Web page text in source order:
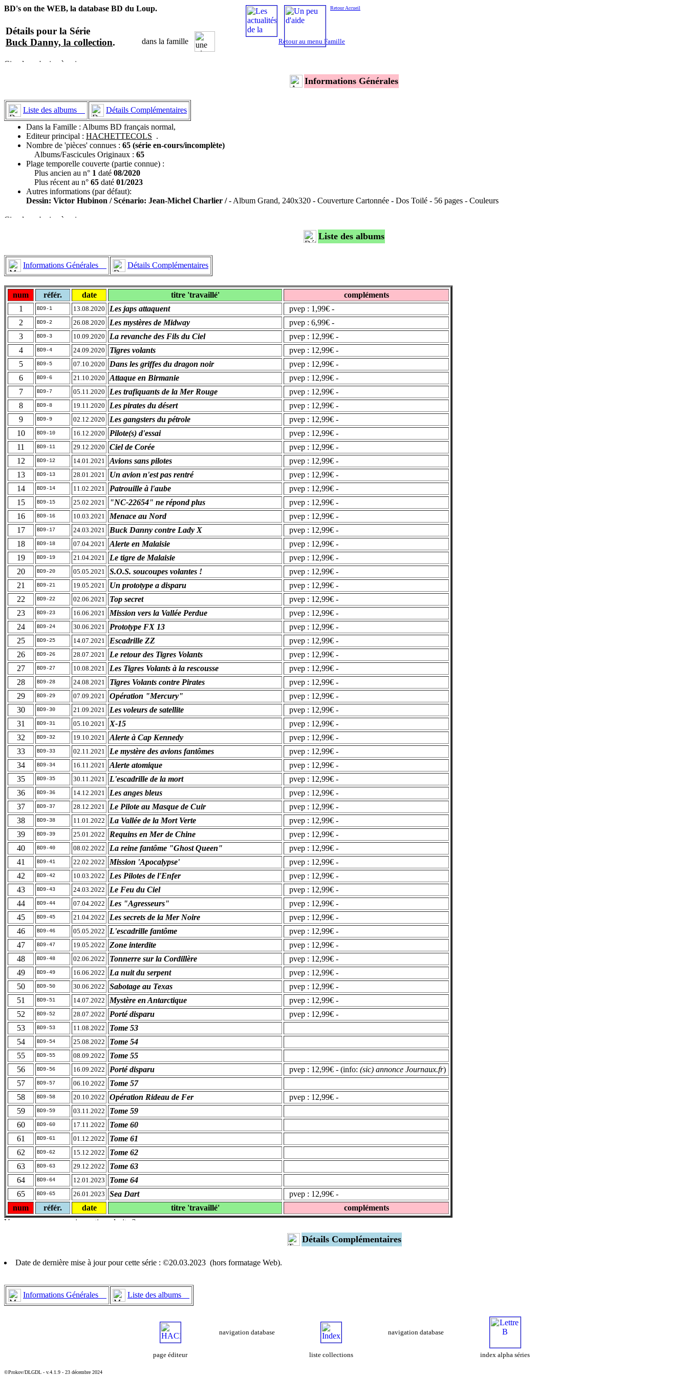
BD's on the WEB, la database BD du Loup.
Détails pour la Série
Buck Danny, la collection. dans la famille Retour au menu Famille
Informations Générales
Liste des albums
Détails Complémentaires
Dans la Famille : Albums BD français normal,
Editeur principal : HACHETTECOLS .
Nombre de 'pièces' connues : 65 (série en-cours/incomplète)
Albums/Fascicules Originaux : 65
Plage temporelle couverte (partie connue) :
Plus ancien au n° 1 daté 08/2020
Plus récent au n° 65 daté 01/2023
Autres informations (par défaut):
Dessin: Victor Hubinon / Scénario: Jean-Michel Charlier /- Album Grand, 240x320 - Couverture Cartonnée - Dos Toilé - 56 pages - Couleurs
Liste des albums
Informations Générales Détails Complémentaires
num référ. date titre 'travaillé'
compléments
1
BD9-1 13.08.2020 Les japs attaquent
pvep : 1,99€ -
2
BD9-2 26.08.2020 Les mystères de Midway
pvep : 6,99€ -
3
BD9-3 10.09.2020 La revanche des Fils du Ciel
pvep : 12,99€ -
4
BD9-4 24.09.2020 Tigres volants
pvep : 12,99€ -
5
BD9-5 07.10.2020 Dans les griffes du dragon noir
pvep : 12,99€ -
6
BD9-6 21.10.2020 Attaque en Birmanie
pvep : 12,99€ -
7
BD9-7 05.11.2020 Les trafiquants de la Mer Rouge
pvep : 12,99€ -
8
BD9-8 19.11.2020 Les pirates du désert
pvep : 12,99€ -
9
BD9-9 02.12.2020 Les gangsters du pétrole
pvep : 12,99€ -
10
BD9-10 16.12.2020 Pilote(s) d'essai
pvep : 12,99€ -
11
BD9-11 29.12.2020 Ciel de Corée
pvep : 12,99€ -
12
BD9-12 14.01.2021 Avions sans pilotes
pvep : 12,99€ -
13
BD9-13 28.01.2021 Un avion n'est pas rentré
pvep : 12,99€ -
14
BD9-14 11.02.2021 Patrouille à l'aube
pvep : 12,99€ -
15
BD9-15 25.02.2021 "NC-22654" ne répond plus
pvep : 12,99€ -
16
BD9-16 10.03.2021 Menace au Nord
pvep : 12,99€ -
17
BD9-17 24.03.2021 Buck Danny contre Lady X
pvep : 12,99€ -
18
BD9-18 07.04.2021 Alerte en Malaisie
pvep : 12,99€ -
19
BD9-19 21.04.2021 Le tigre de Malaisie
pvep : 12,99€ -
20
BD9-20 05.05.2021 S.O.S. soucoupes volantes !
pvep : 12,99€ -
21
BD9-21 19.05.2021 Un prototype a disparu
pvep : 12,99€ -
22
BD9-22 02.06.2021 Top secret
pvep : 12,99€ -
23
BD9-23 16.06.2021 Mission vers la Vallée Perdue
pvep : 12,99€ -
24
BD9-24 30.06.2021 Prototype FX 13
pvep : 12,99€ -
25
BD9-25 14.07.2021 Escadrille ZZ
pvep : 12,99€ -
26
BD9-26 28.07.2021 Le retour des Tigres Volants
pvep : 12,99€ -
27
BD9-27 10.08.2021 Les Tigres Volants à la rescousse
pvep : 12,99€ -
28
BD9-28 24.08.2021 Tigres Volants contre Pirates
pvep : 12,99€ -
29
BD9-29 07.09.2021 Opération "Mercury"
pvep : 12,99€ -
30
BD9-30 21.09.2021 Les voleurs de satellite
pvep : 12,99€ -
31
BD9-31 05.10.2021 X-15
pvep : 12,99€ -
32
BD9-32 19.10.2021 Alerte à Cap Kennedy
pvep : 12,99€ -
33
BD9-33 02.11.2021 Le mystère des avions fantômes
pvep : 12,99€ -
34
BD9-34 16.11.2021 Alerte atomique
pvep : 12,99€ -
35
BD9-35 30.11.2021 L'escadrille de la mort
pvep : 12,99€ -
36
BD9-36 14.12.2021 Les anges bleus
pvep : 12,99€ -
37
BD9-37 28.12.2021 Le Pilote au Masque de Cuir
pvep : 12,99€ -
38
BD9-38 11.01.2022 La Vallée de la Mort Verte
pvep : 12,99€ -
39
BD9-39 25.01.2022 Requins en Mer de Chine
pvep : 12,99€ -
40
BD9-40 08.02.2022 La reine fantôme "Ghost Queen"
pvep : 12,99€ -
41
BD9-41 22.02.2022 Mission 'Apocalypse'
pvep : 12,99€ -
42
BD9-42 10.03.2022 Les Pilotes de l'Enfer
pvep : 12,99€ -
43
BD9-43 24.03.2022 Le Feu du Ciel
pvep : 12,99€ -
44
BD9-44 07.04.2022 Les "Agresseurs"
pvep : 12,99€ -
45
BD9-45 21.04.2022 Les secrets de la Mer Noire
pvep : 12,99€ -
46
BD9-46 05.05.2022 L'escadrille fantôme
pvep : 12,99€ -
47
BD9-47 19.05.2022 Zone interdite
pvep : 12,99€ -
48
BD9-48 02.06.2022 Tonnerre sur la Cordillère
pvep : 12,99€ -
49
BD9-49 16.06.2022 La nuit du serpent
pvep : 12,99€ -
50
BD9-50 30.06.2022 Sabotage au Texas
pvep : 12,99€ -
51
BD9-51 14.07.2022 Mystère en Antarctique
pvep : 12,99€ -
52
BD9-52 28.07.2022 Porté disparu
pvep : 12,99€ -
53
BD9-53 11.08.2022
Tome 53
54
BD9-54 25.08.2022
Tome 54
55
BD9-55 08.09.2022
Tome 55
56
BD9-56 16.09.2022 Porté disparu pvep : 12,99€ - (info: (sic) annonce Journaux.fr)
57
BD9-57 06.10.2022
Tome 57
58
BD9-58 20.10.2022 Opération Rideau de Fer
pvep : 12,99€ -
59
BD9-59 03.11.2022
Tome 59
60
BD9-60 17.11.2022
Tome 60
61
BD9-61 01.12.2022
Tome 61
62
BD9-62 15.12.2022
Tome 62
63
BD9-63 29.12.2022
Tome 63
64
BD9-64 12.01.2023
Tome 64
65
BD9-65 26.01.2023 Sea Dart
pvep : 12,99€ -
num
référ. date titre 'travaillé' compléments
Détails Complémentaires
Date de dernière mise à jour pour cette série : ©20.03.2023 (hors formatage Web).
Informations Générales Liste des albums
navigation database navigation database
page éditeur liste collections index alpha séries
©Prokov/DLGDL - v.4.1.9 - 23 décembre 2024
Retour Accueil